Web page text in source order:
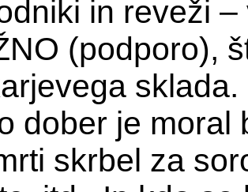
in reveži
(podporo),
dober je moral
skrbel za